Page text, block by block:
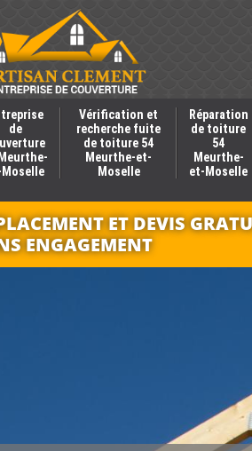
de
Vérification et
recherche fuite
de toiture 54
Meurthe-et-
Moselle
Réparation
de toiture
54
Meurthe-
et-Moselle
ET DEVIS
ENGAGEMENT